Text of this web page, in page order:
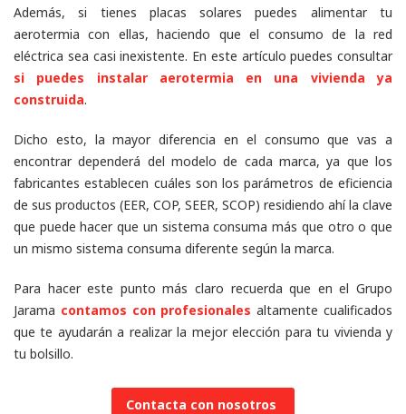
Además, si tienes placas solares puedes alimentar tu
aerotermia con ellas, haciendo que el consumo de la red
eléctrica sea casi inexistente. En este artículo puedes consultar
si puedes instalar aerotermia en una vivienda ya
construida.
Dicho esto, la mayor diferencia en el consumo que vas a
encontrar dependerá del modelo de cada marca, ya que los
fabricantes establecen cuáles son los parámetros de eficiencia
de sus productos (EER, COP, SEER, SCOP) residiendo ahí la clave
que puede hacer que un sistema consuma más que otro o que
un mismo sistema consuma diferente según la marca.
Para hacer este punto más claro recuerda que en el Grupo
Jarama contamos con profesionales altamente cualificados
que te ayudarán a realizar la mejor elección para tu vivienda y
tu bolsillo.
Contacta con nosotros